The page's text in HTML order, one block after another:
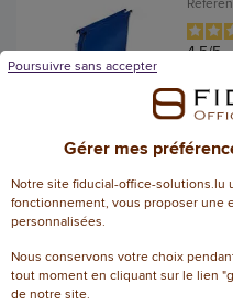
4.5/5
EN
Gérer mes
Notre site fiducial-office-solutions.lu
fonctionnement, vous proposer une
personnalisées.
Nous conservons votre choix
tout moment en cliquant sur le lien
de notre site.
Poursuivre sans accepter